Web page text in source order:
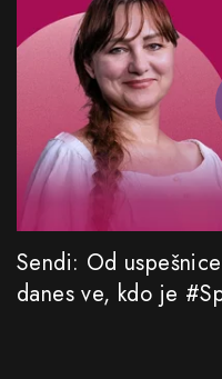
Sendi: Od
danes ve, kdo je